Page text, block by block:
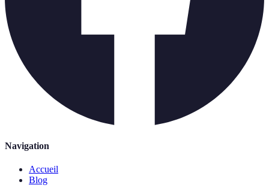
Navigation
Accueil
Blog